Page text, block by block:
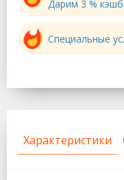
Дарим 3 %
Специальные
Характеристики